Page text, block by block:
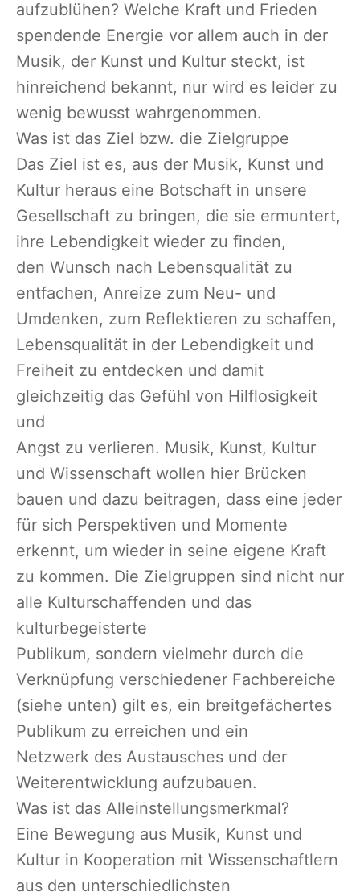
aufzublühen? Welche Kraft und Frieden
spendende Energie vor allem auch in der
Musik, der Kunst und Kultur steckt, ist
hinreichend bekannt, nur wird es leider zu
wenig bewusst wahrgenommen.
Was ist das Ziel bzw. die Zielgruppe
Das Ziel ist es, aus der Musik, Kunst und
Kultur heraus eine Botschaft in unsere
Gesellschaft zu bringen, die sie ermuntert,
ihre Lebendigkeit wieder zu finden,
den Wunsch nach Lebensqualität zu
entfachen, Anreize zum Neu- und
Umdenken, zum Reflektieren zu schaffen,
Lebensqualität in der Lebendigkeit und
Freiheit zu entdecken und damit
gleichzeitig das Gefühl von Hilflosigkeit
und
Angst zu verlieren. Musik, Kunst, Kultur
und Wissenschaft wollen hier Brücken
bauen und dazu beitragen, dass eine jeder
für sich Perspektiven und Momente
erkennt, um wieder in seine eigene Kraft
zu kommen. Die Zielgruppen sind nicht nur
alle Kulturschaffenden und das
kulturbegeisterte
Publikum, sondern vielmehr durch die
Verknüpfung verschiedener Fachbereiche
(siehe unten) gilt es, ein breitgefächertes
Publikum zu erreichen und ein
Netzwerk des Austausches und der
Weiterentwicklung aufzubauen.
Was ist das Alleinstellungsmerkmal?
Eine Bewegung aus Musik, Kunst und
Kultur in Kooperation mit Wissenschaftlern
aus den unterschiedlichsten